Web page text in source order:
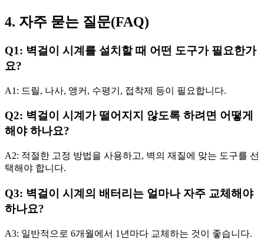
4. 자주 묻는 질문(FAQ)
Q1: 벽걸이 시계를 설치할 때 어떤 도구가 필요한가
요?
A1: 드릴, 나사, 앵커, 수평기, 접착제 등이 필요합니다.
Q2: 벽걸이 시계가 떨어지지 않도록 하려면 어떻게
해야 하나요?
A2: 적절한 고정 방법을 사용하고, 벽의 재질에 맞는 도구를 선
택해야 합니다.
Q3: 벽걸이 시계의 배터리는 얼마나 자주 교체해야
하나요?
A3: 일반적으로 6개월에서 1년마다 교체하는 것이 좋습니다.